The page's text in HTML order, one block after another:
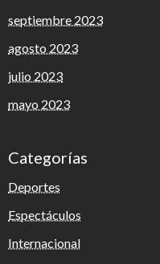
septiembre 2023
agosto 2023
julio 2023
mayo 2023
Categorías
Deportes
Espectáculos
Internacional